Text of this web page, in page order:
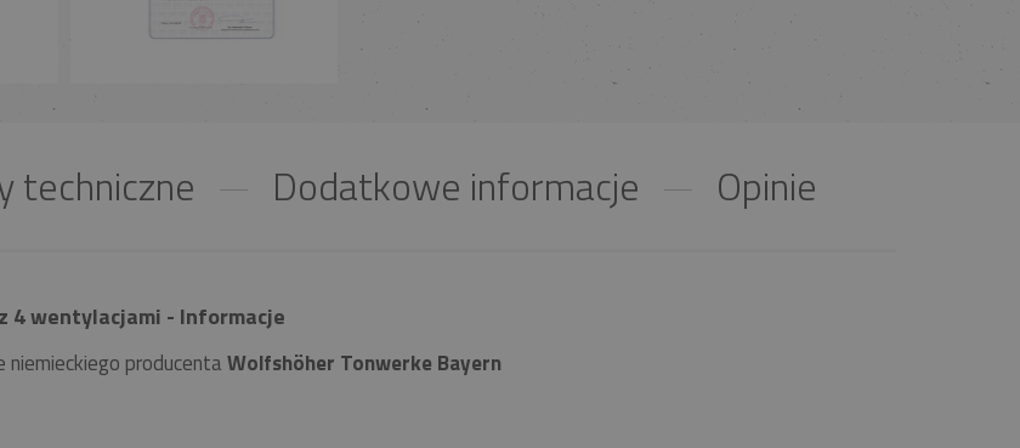
techniczne Dodatkowe informacje Opinie
4 wentylacjami - Informacje
niemieckiego producentaWolfshöher Tonwerke Bayern